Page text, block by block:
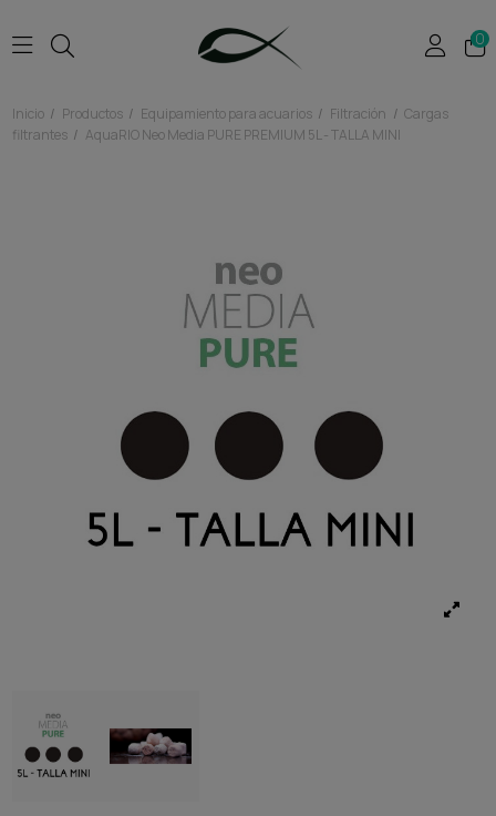
0
Inicio Productos Equipamiento para acuarios Filtración
Cargas
filtrantes
AquaRIO Neo Media PURE PREMIUM 5L - TALLA MINI